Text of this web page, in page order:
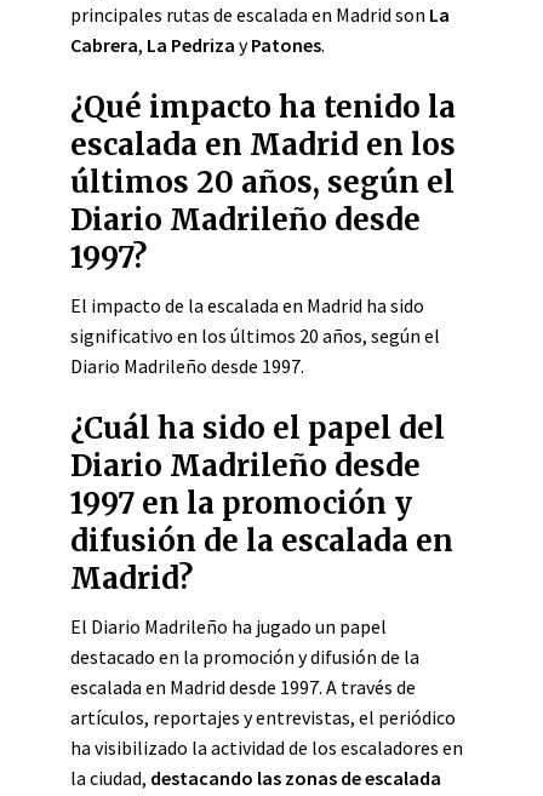
principales rutas de escalada en Madrid son La
Cabrera, La Pedriza yPatones.
¿Qué impacto ha tenido la
escalada en Madrid en los
últimos 20 años, según el
Diario Madrileño desde
1997?
El impacto de la escalada en Madrid ha sido
significativo en los últimos 20 años, según el
Diario Madrileño desde 1997.
¿Cuál ha sido el papel del
Diario Madrileño desde
1997 en la promoción y
difusión de la escalada en
Madrid?
El Diario Madrileño ha jugado un papel
destacado en la promoción y difusión de la
escalada en Madrid desde 1997. A través de
artículos, reportajes y entrevistas, el periódico
ha visibilizado la actividad de los escaladores en
la ciudad, destacando las zonas de escalada